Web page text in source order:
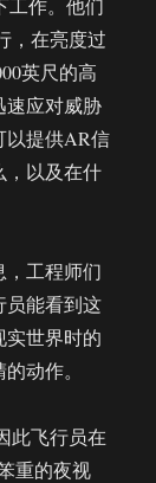
工作。他们
，在亮度过
英尺的高
速应对威胁
以提供AR信
，以及在什
，工程师们
员能看到这
实世界时的
动作。
此飞行员在
重的夜视